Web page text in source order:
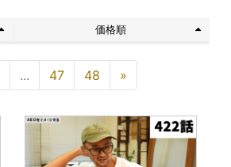
価格順
... 47 48 »